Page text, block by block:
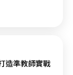
造準教師實戰